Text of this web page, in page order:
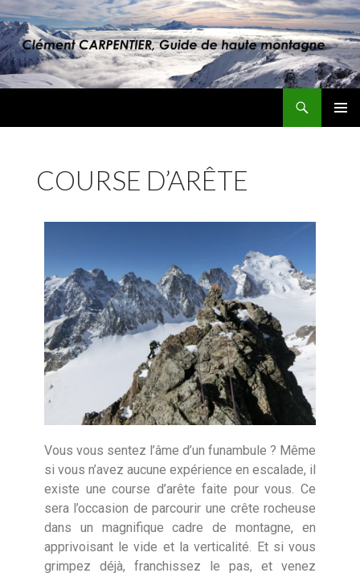
COURSE D’ARÊTE
Vous vous sentez l’âme d’un funambule ? Même
si vous n’avez aucune expérience en escalade, il
existe une course d’arête faite pour vous. Ce
sera l’occasion de parcourir une crête rocheuse
dans un magnifique cadre de montagne, en
apprivoisant le vide et la verticalité. Et si vous
grimpez déjà, franchissez le pas, et venez